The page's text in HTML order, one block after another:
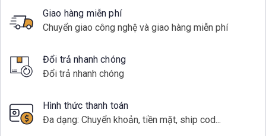
Giao hàng miễn phí
Chuyển giao công nghệ và giao hàng miễn phí
Đổi trả nhanh chóng
Đổi trả nhanh chóng
Hình thức thanh toán
Đa dạng: Chuyển khoản, tiền mặt, ship cod...